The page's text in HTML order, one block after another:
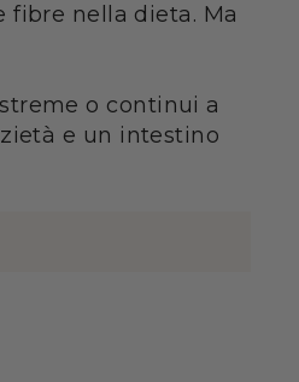
nella dieta. Ma
o continui a
e un intestino